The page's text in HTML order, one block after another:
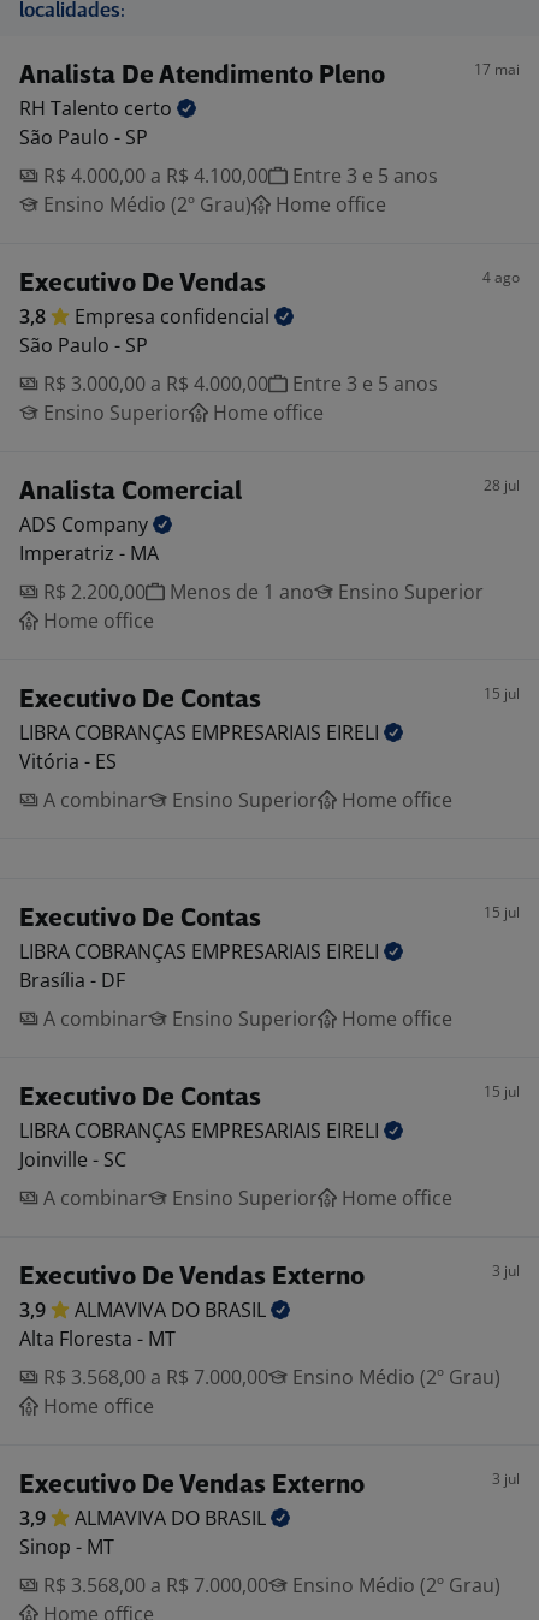
localidades:
Analista De Atendimento Pleno 17 mai
RH Talento certo
São Paulo - SP
R$ 4.000,00 a R$ 4.100,00
Entre 3 e 5 anos
Ensino Médio (2º Grau)
Home office
Executivo De Vendas 4 ago
3,8 Empresa confidencial
São Paulo - SP
R$ 3.000,00 a R$ 4.000,00
Entre 3 e 5 anos
Ensino Superior
Home office
Analista Comercial 28 jul
ADS Company
Imperatriz - MA
R$ 2.200,00
Menos de 1 ano
Ensino Superior
Home office
Executivo De Contas 15 jul
LIBRA COBRANÇAS EMPRESARIAIS EIRELI
Vitória - ES
A combinar
Ensino Superior Home office
Executivo De Contas 15 jul
LIBRA COBRANÇAS EMPRESARIAIS EIRELI
Brasília - DF
A combinar
Ensino Superior Home office
Executivo De Contas 15 jul
LIBRA COBRANÇAS EMPRESARIAIS EIRELI
Joinville - SC
A combinar
Ensino Superior Home office
Executivo De Vendas Externo 3 jul
3,9 ALMAVIVA DO BRASIL
Alta Floresta - MT
R$ 3.568,00 a R$ 7.000,00
Ensino Médio (2º Grau)
Home office
Executivo De Vendas Externo 3 jul
3,9 ALMAVIVA DO BRASIL
Sinop - MT
R$ 3.568,00 a R$ 7.000,00
Ensino Médio (2º Grau)
Home office